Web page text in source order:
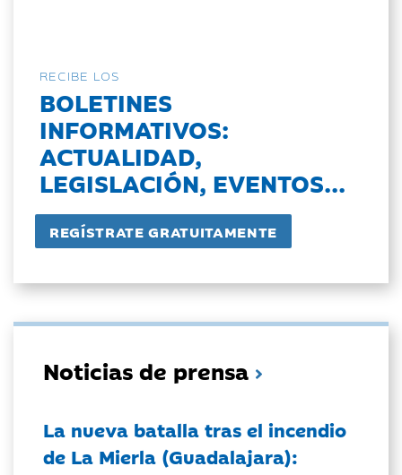
RECIBE LOS
BOLETINES
INFORMATIVOS:
ACTUALIDAD,
LEGISLACIÓN, EVENTOS...
Noticias de prensa
La nueva batalla tras el incendio
de La Mierla (Guadalajara):